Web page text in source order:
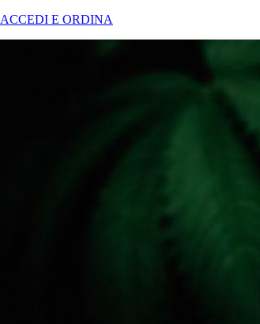
ACCEDI E ORDINA